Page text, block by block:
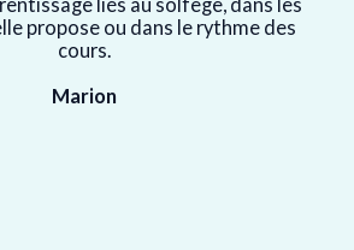
propose ou dans le rythme des
cours.
Marion